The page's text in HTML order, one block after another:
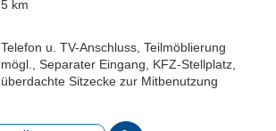
5 km
Telefon u. TV-Anschluss, Teilmöblierung
mögl., Separater Eingang, KFZ-Stellplatz,
überdachte Sitzecke zur Mitbenutzung